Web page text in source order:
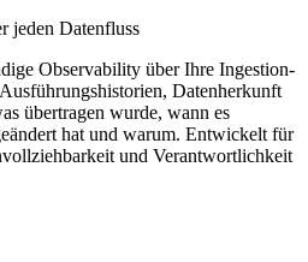
jeden Datenfluss
Observability über Ihre Ingestion-
Datenherkunft
übertragen wurde, wann es
hat und warum. Entwickelt für
und Verantwortlichkeit